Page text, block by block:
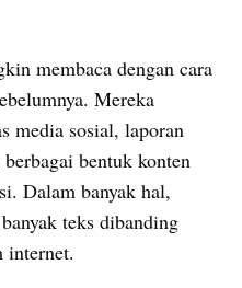
membaca dengan cara
Mereka
media sosial, laporan
bentuk konten
Dalam banyak hal,
teks dibanding
internet.